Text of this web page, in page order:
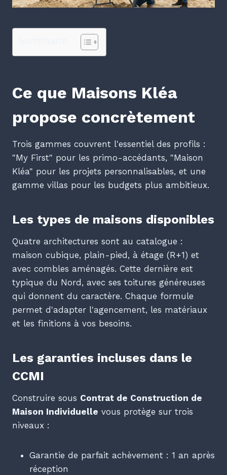
Ce que Maisons Kléa
propose concrètement
Trois gammes couvrent l'essentiel des profils :
"My First" pour les primo-accédants, "Maison
Kléa" pour les projets personnalisables, et une
gamme villas pour les budgets plus ambitieux.
Les types de maisons disponibles
Quatre architectures sont au catalogue :
maison cubique, plain-pied, à étage (R+1) et
avec combles aménagés. Cette dernière est
typique du Nord, avec ses toitures généreuses
qui donnent du caractère. Chaque formule
permet d'adapter l'agencement, les matériaux
et les finitions à vos besoins.
Les garanties incluses dans le
CCMI
Construire sous Contrat de Construction de
Maison Individuelle vous protège sur trois
niveaux :
Garantie de parfait achèvement : 1 an après
réception